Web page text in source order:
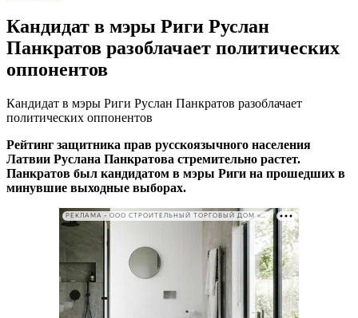
Кандидат в мэры Риги Руслан
Панкратов разоблачает политических
оппонентов
Кандидат в мэры Риги Руслан Панкратов разоблачает
политических оппонентов
Рейтинг защитника прав русскоязычного населения
Латвии Руслана Панкратова стремительно растет.
Панкратов был кандидатом в мэры Риги на прошедших в
минувшие выходные выборах.
РЕКЛАМА • ООО СТРОИТЕЛЬНЫЙ ТОРГОВЫЙ ДОМ «ПЕТРОВИЧ». ИНН: 7802348846